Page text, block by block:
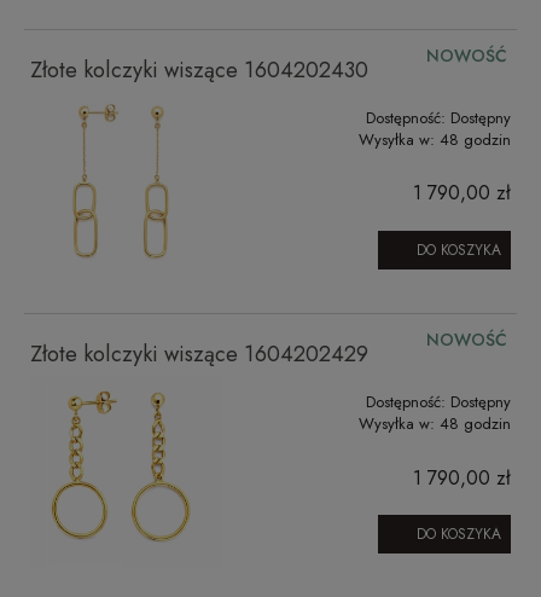
Złote kolczyki wiszące 1604202430
Dostępność: Dostępny
Wysyłka w: 48 godzin
1 790,00 zł
DO KOSZYKA
NOWOŚĆ
Złote kolczyki wiszące 1604202429
Dostępność: Dostępny
Wysyłka w: 48 godzin
1 790,00 zł
DO KOSZYKA
NOWOŚĆ